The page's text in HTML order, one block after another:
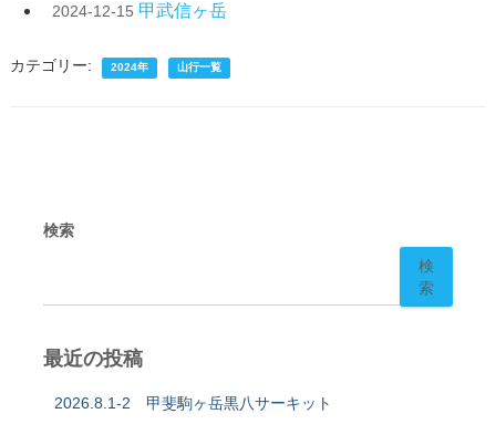
2024-12-15 甲武信ヶ岳
カテゴリー: 2024年 山行一覧
検索
検
索
最近の投稿
2026.8.1-2 甲斐駒ヶ岳黒八サーキット